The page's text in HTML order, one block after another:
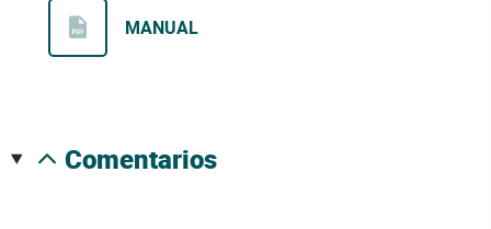
MANUAL
comentarios